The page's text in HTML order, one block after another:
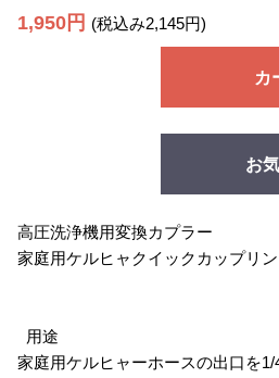
1,950円 (税込み2,145円)
カ
お
高圧洗浄機用変換カプラー
家庭用ケルヒャクイックカップリ
用途
家庭用ケルヒャーホースの出口を